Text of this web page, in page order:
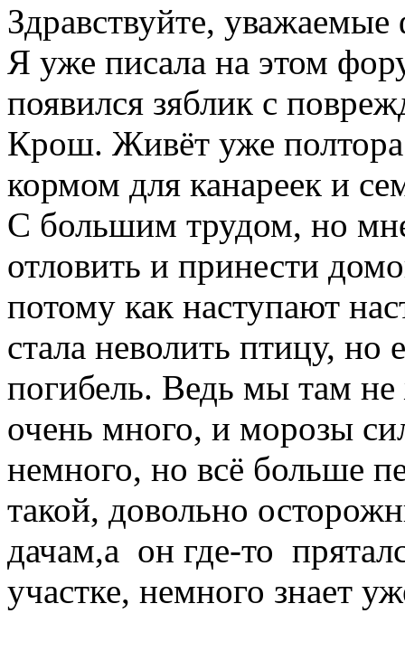
Здравствуйте,
Я уже писала на этом
появился зяблик с
Крош. Живёт уже
кормом для канареек и
С большим трудом, но
отловить и принести
потому как наступают
стала неволить птицу, но
погибель. Ведь мы там
очень много, и морозы
немного, но всё больше
такой, довольно
дачам,а он где-то
участке, немного знает